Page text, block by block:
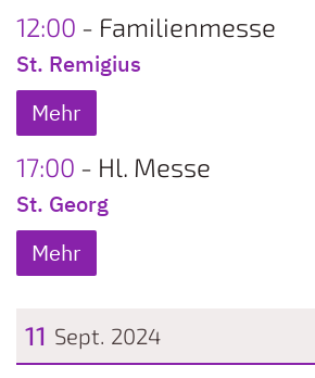
12:00 Familienmesse
St. Remigius
Mehr
17:00 Hl. Messe
St. Georg
Mehr
11 Sept. 2024